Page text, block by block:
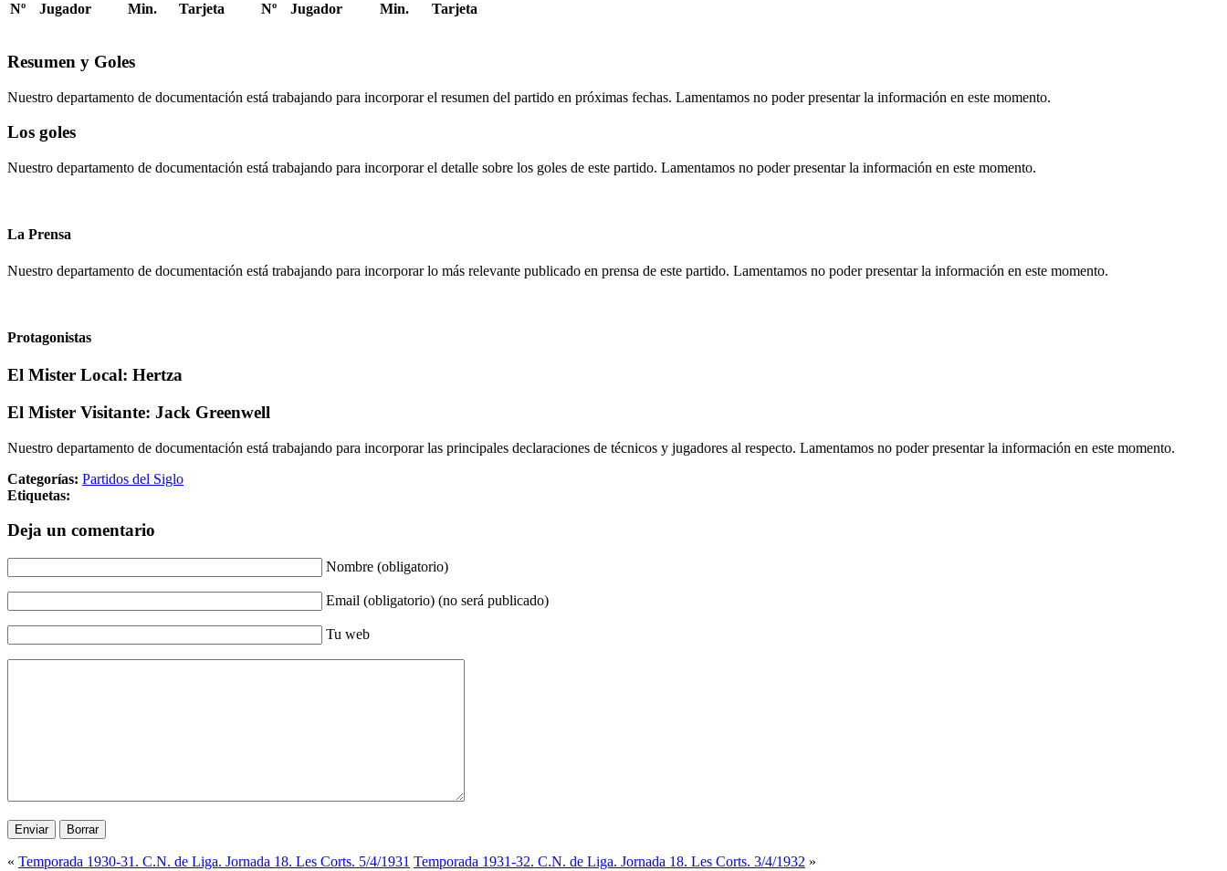
Nº Jugador Min. Tarjeta Nº Jugador Min. Tarjeta
Resumen y Goles
Nuestro departamento de documentación está trabajando para incorporar el resumen del partido en próximas fechas. Lamentamos no poder presentar la información en este momento.
Los goles
Nuestro departamento de documentación está trabajando para incorporar el detalle sobre los goles de este partido. Lamentamos no poder presentar la información en este momento.
La Prensa
Nuestro departamento de documentación está trabajando para incorporar lo más relevante publicado en prensa de este partido. Lamentamos no poder presentar la información en este momento.
Protagonistas
El Mister Local: Hertza
El Mister Visitante: Jack Greenwell
Nuestro departamento de documentación está trabajando para incorporar las principales declaraciones de técnicos y jugadores al respecto. Lamentamos no poder presentar la información en este momento.
Categorías: Partidos del Siglo
Etiquetas:
Deja un comentario
Nombre (obligatorio)
Email (obligatorio) (no será publicado)
Tu web
« Temporada 1930-31. C.N. de Liga. Jornada 18. Les Corts. 5/4/1931 Temporada 1931-32. C.N. de Liga. Jornada 18. Les Corts. 3/4/1932 »